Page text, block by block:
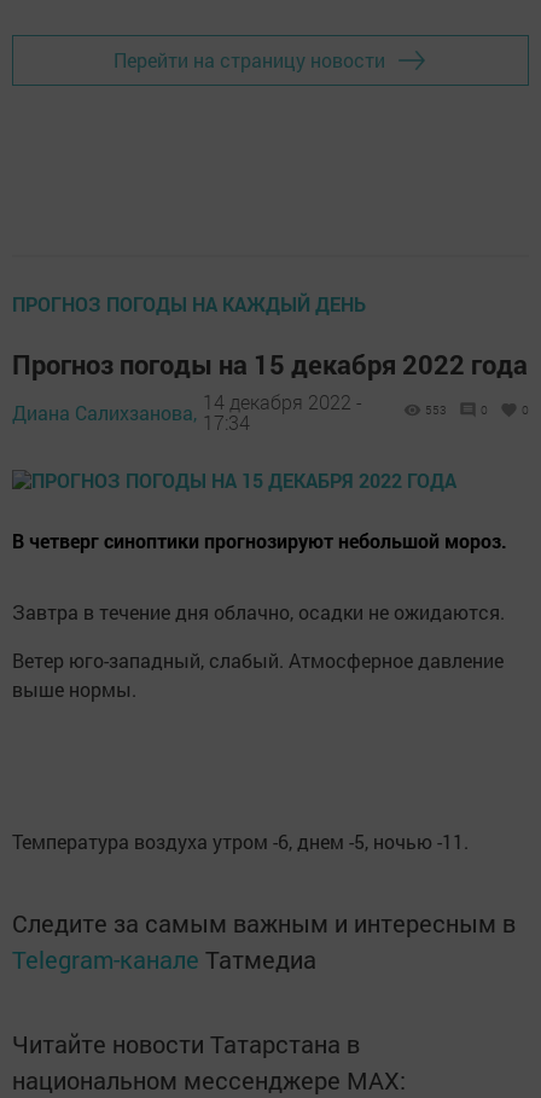
Перейти на страницу новости
ПРОГНОЗ ПОГОДЫ НА КАЖДЫЙ ДЕНЬ
Прогноз погоды на 15 декабря 2022 года
Диана Салихзанова, 14 декабря 2022 -
17:34
553 0 0
В четверг синоптики прогнозируют небольшой мороз.
Завтра в течение дня облачно, осадки не ожидаются.
Ветер юго-западный, слабый. Атмосферное давление
выше нормы.
Температура воздуха утром -6, днем -5, ночью -11.
Следите за самым важным и интересным в
Telegram-канале Татмедиа
Читайте новости Татарстана в
национальном мессенджере MАХ: